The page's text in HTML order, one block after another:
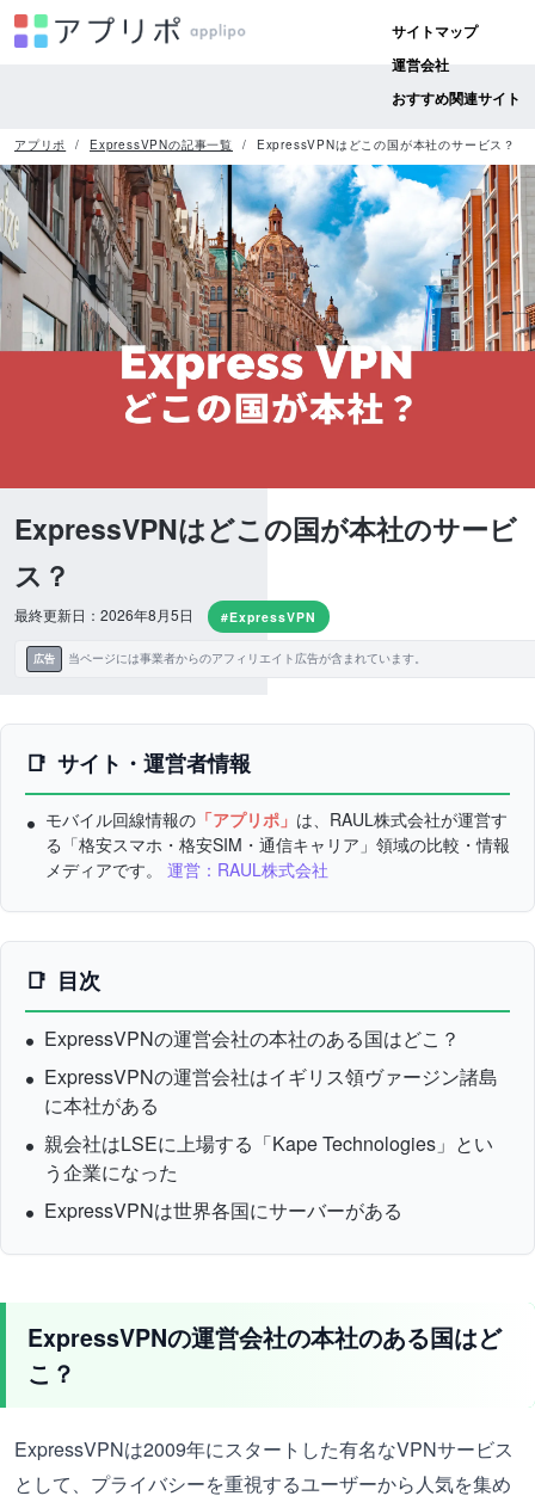
サイトマップ
運営会社
おすすめ関連サイト
アプリポ ExpressVPNの記事一覧 ExpressVPNはどこの国が本社のサービス？
ExpressVPNはどこの国が本社のサービ
ス？
最終更新日：2026年8月5日 #ExpressVPN
広告 当ページには事業者からのアフィリエイト広告が含まれています。
サイト・運営者情報
モバイル回線情報の 「アプリポ」 は、RAUL株式会社が運営す
る「格安スマホ・格安SIM・通信キャリア」領域の比較・情報
メディアです。 運営：RAUL株式会社
目次
ExpressVPNの運営会社の本社のある国はどこ？
ExpressVPNの運営会社はイギリス領ヴァージン諸島
に本社がある
親会社はLSEに上場する「Kape Technologies」とい
う企業になった
ExpressVPNは世界各国にサーバーがある
ExpressVPNの運営会社の本社のある国はど
こ？
ExpressVPNは2009年にスタートした有名なVPNサービス
として、プライバシーを重視するユーザーから人気を集め